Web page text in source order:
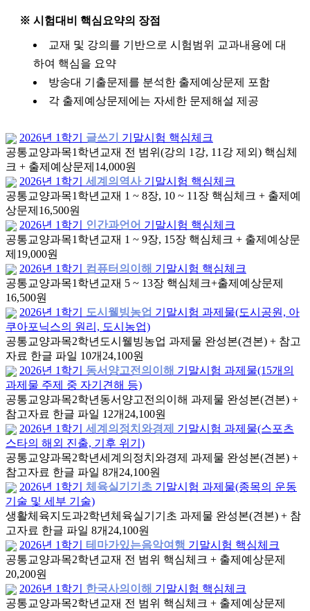
※ 시험대비 핵심요약의 장점
교재 및 강의를 기반으로 시험범위 교과내용에 대
하여 핵심을 요약
방송대 기출문제를 분석한 출제예상문제 포함
각 출제예상문제에는 자세한 문제해설 제공
2026년 1학기 글쓰기 기말시험 핵심체크
공통교양과목1학년 교재 전 범위(강의 1강, 11강 제외) 핵심체
크 + 출제예상문제 14,000원
2026년 1학기
세계의역사 기말시험 핵심체크
공통교양과목1학년 교재 1 ~ 8장, 10 ~ 11장 핵심체크 + 출제예
상문제 16,500원
2026년 1학기
인간과언어 기말시험 핵심체크
공통교양과목1학년 교재 1 ~ 9장, 15장 핵심체크 + 출제예상문
제 19,000원
2026년 1학기
컴퓨터의이해 기말시험 핵심체크
공통교양과목1학년 교재 5 ~ 13장 핵심체크+출제예상문제
16,500원
2026년 1학기
도시웰빙농업 기말시험 과제물(도시공원, 아
쿠아포닉스의 원리, 도시농업)
공통교양과목2학년 도시웰빙농업 과제물 완성본(견본) + 참고
자료 한글 파일 10개 24,100원
2026년 1학기
동서양고전의이해 기말시험 과제물(15개의
과제물 주제 중 자기견해 등)
공통교양과목2학년 동서양고전의이해 과제물 완성본(견본) +
참고자료 한글 파일 12개 24,100원
2026년 1학기
세계의정치와경제 기말시험 과제물(스포츠
스타의 해외 진출, 기후 위기)
공통교양과목2학년세계의정치와경제 과제물 완성본(견본) +
참고자료 한글 파일 8개 24,100원
2026년 1학기
체육실기기초 기말시험 과제물(종목의 운동
기술 및 세부 기술)
생활체육지도과2학년 체육실기기초 과제물 완성본(견본) + 참
고자료 한글 파일 8개 24,100원
2026년 1학기
테마가있는음악여행 기말시험 핵심체크
공통교양과목2학년 교재 전 범위 핵심체크 + 출제예상문제
20,200원
2026년 1학기
한국사의이해 기말시험 핵심체크
공통교양과목2학년 교재 전 범위 핵심체크 + 출제예상문제